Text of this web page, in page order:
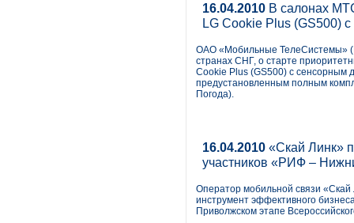
16.04.2010 В салонах
LG Cookie Plus (GS500)
ОАО «Мобильные ТелеСистемы»
странах СНГ, о старте
Cookie Plus (GS500) с сенсорным
предустановленным полным
Погода).
16.04.2010 «Скай Линк»
участников «РИФ –
Оператор мобильной связи
инструмент эффективного
Приволжском этапе